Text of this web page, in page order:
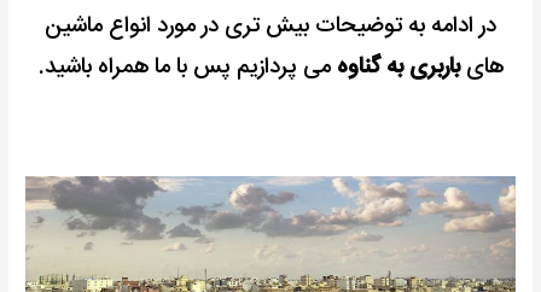
در ادامه به توضیحات بیش تری در مورد انواع ماشین
هایباربری به گناوه می پردازیم پس با ما همراه باشید.